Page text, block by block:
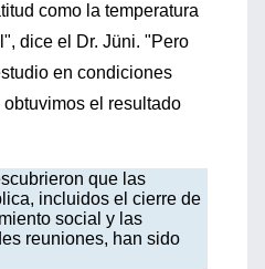
como la temperatura
dice el Dr. Jüni. "Pero
en condiciones
el resultado
que las
incluidos el cierre de
social y las
reuniones, han sido